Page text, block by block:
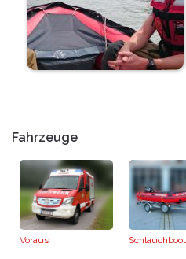
Fahrzeuge
Voraus Schlauchboot